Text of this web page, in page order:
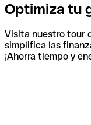
Optimiza tu
Visita nuestro tour
simplifica las
¡Ahorra tiempo y